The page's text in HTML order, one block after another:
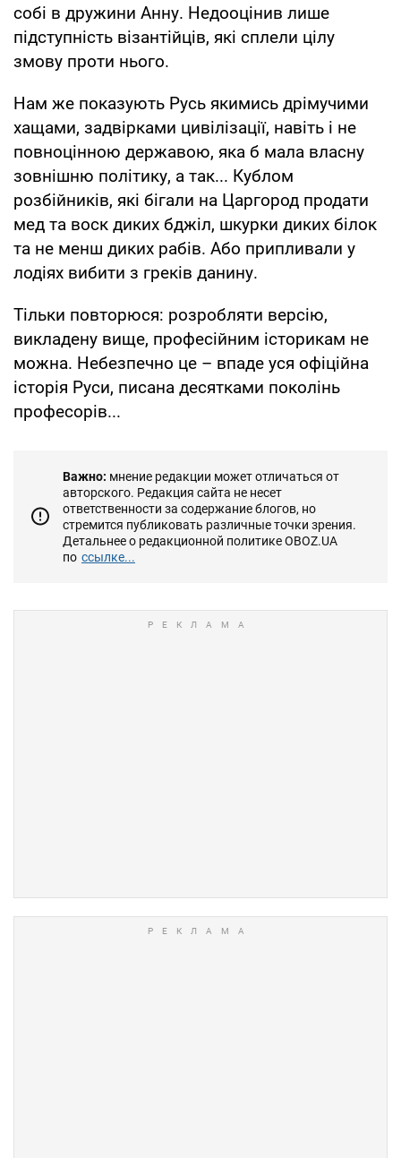
собі в дружини Анну. Недооцінив лише
підступність візантійців, які сплели цілу
змову проти нього.
Нам же показують Русь якимись дрімучими
хащами, задвірками цивілізації, навіть і не
повноцінною державою, яка б мала власну
зовнішню політику, а так... Кублом
розбійників, які бігали на Царгород продати
мед та воск диких бджіл, шкурки диких білок
та не менш диких рабів. Або припливали у
лодіях вибити з греків данину.
Тільки повторюся: розробляти версію,
викладену вище, професійним історикам не
можна. Небезпечно це – впаде уся офіційна
історія Руси, писана десятками поколінь
професорів...
Важно: мнение редакции может отличаться от
авторского. Редакция сайта не несет
ответственности за содержание блогов, но
стремится публиковать различные точки зрения.
Детальнее о редакционной политике OBOZ.UA
по ссылке...